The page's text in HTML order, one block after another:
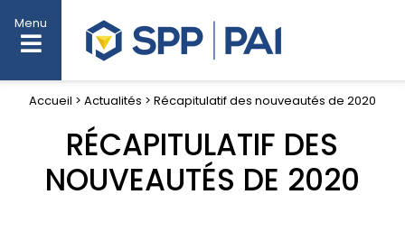
Menu
Accueil > Actualités > Récapitulatif des nouveautés de 2020
RÉCAPITULATIF DES
NOUVEAUTÉS DE 2020